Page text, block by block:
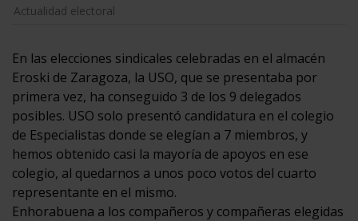
Actualidad electoral
En las elecciones sindicales celebradas en el almacén
Eroski de Zaragoza, la USO, que se presentaba por
primera vez, ha conseguido 3 de los 9 delegados
posibles. USO solo presentó candidatura en el colegio
de Especialistas donde se elegían a 7 miembros, y
hemos obtenido casi la mayoría de apoyos en ese
colegio, al quedarnos a unos poco votos del cuarto
representante en el mismo.
Enhorabuena a los compañeros y compañeras elegidas